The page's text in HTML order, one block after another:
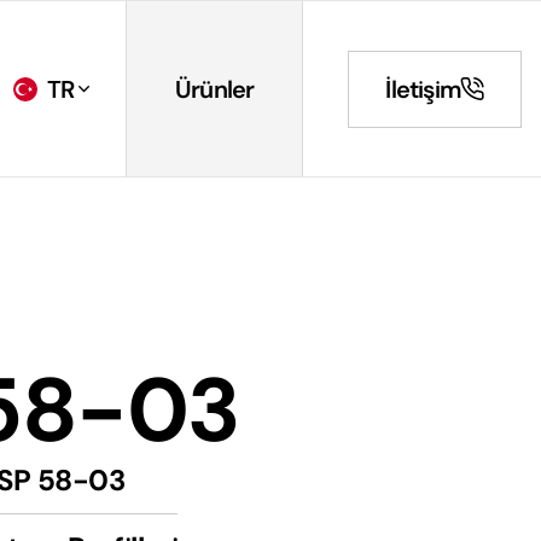
TR Ürünler İletişim
03
58-03